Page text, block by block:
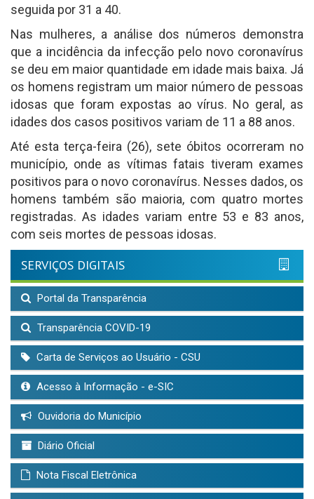
seguida por 31 a 40.
Nas mulheres, a análise dos números demonstra
que a incidência da infecção pelo novo coronavírus
se deu em maior quantidade em idade mais baixa. Já
os homens registram um maior número de pessoas
idosas que foram expostas ao vírus. No geral, as
idades dos casos positivos variam de 11 a 88 anos.
Até esta terça-feira (26), sete óbitos ocorreram no
município, onde as vítimas fatais tiveram exames
positivos para o novo coronavírus. Nesses dados, os
homens também são maioria, com quatro mortes
registradas. As idades variam entre 53 e 83 anos,
com seis mortes de pessoas idosas.
SERVIÇOS DIGITAIS
Portal da Transparência
Transparência COVID-19
Carta de Serviços ao Usuário - CSU
Acesso à Informação - e-SIC
Ouvidoria do Município
Diário Oficial
Nota Fiscal Eletrônica